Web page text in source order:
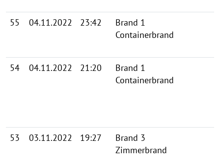
55 04.11.2022 23:42
Brand 1
Containerbrand
54 04.11.2022 21:20
Brand 1
Containerbrand
53 03.11.2022 19:27
Brand 3
Zimmerbrand